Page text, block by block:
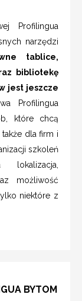
Profilingua
narzędzi
tablice,
bibliotekę
jest jeszcze
Profilingua
które chcą
dla firm i
szkoleń
możliwość
niektóre z
BYTOM